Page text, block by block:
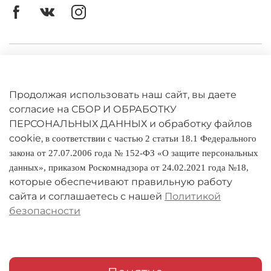
металлический каркас с применением
технологии порошковой покраски и креплением
ламп: 60W.
Глубина13 см
Материал: коелгинскиймрамор
Политика конфиденциальности
Оплата и доставка
Условия обмена и возврата
Реквизиты
О компании
Мои заказы
Продолжая использовать наш сайт, вы даете
согласие на СБОР И ОБРАБОТКУ
ПЕРСОНАЛЬНЫХ ДАННЫХ и обработку файлов
cookie, в соответствии с частью 2 статьи 18.1 Федерального
закона от 27.07.2006 года № 152-ФЗ «О защите персональных
данных», приказом Роскомнадзора от 24.02.2021 года №18,
которые обеспечивают правильную работу
сайта и соглашаетесь с нашей Политикой
безопасности